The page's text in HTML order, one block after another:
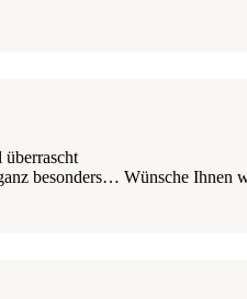
besonders… Wünsche Ihnen